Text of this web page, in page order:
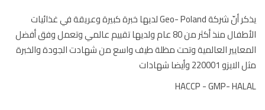
يذكر أنّ شركة Geo- Poland لديها خبرة كبيرة وعريقة في غذائيات
الأطفال منذ أكثر من 80 عام ولديها تقييم عالمي وتعمل وفق أفضل
العالمية وتحت مظلة طيف واسع من شهادت الجودة والخبرة
220001 وأيضا شهادات
HACCP - GMP-